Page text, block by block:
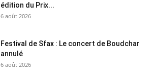
édition du Prix...
6 août 2026
Festival de Sfax : Le concert de Boudchar
annulé
6 août 2026